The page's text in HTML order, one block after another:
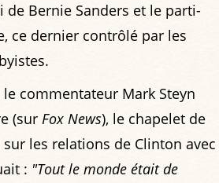
de Bernie Sanders et le parti-
ce dernier contrôlé par les
commentateur Mark Steyn
(sur Fox News), le chapelet de
les relations de Clinton avec
: "Tout le monde était de